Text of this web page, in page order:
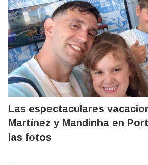
Las espectaculares
Martínez y Mandinha en
las fotos